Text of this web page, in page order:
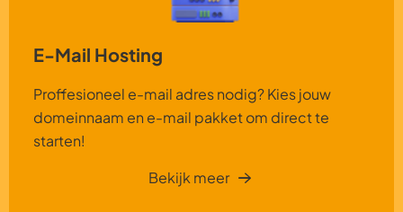
E-Mail Hosting
Proffesioneel e-mail adres nodig? Kies jouw
domeinnaam en e-mail pakket om direct te
starten!
Bekijk meer